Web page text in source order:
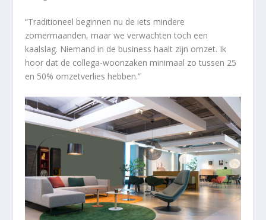
“Traditioneel beginnen nu de iets mindere
zomermaanden, maar we verwachten toch een
kaalslag. Niemand in de business haalt zijn omzet. Ik
hoor dat de collega-woonzaken minimaal zo tussen 25
en 50% omzetverlies hebben.”